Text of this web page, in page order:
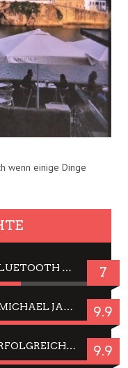
wenn einige Dinge
JBL TUNE 720BT: OVER EAR BLUETOOTH KOPFHÖRER UM DIE 50,-€ IM DAUER-TEST 7
WEGEN DES ERFOLGES – MJ: MICHAEL JACKSON MUSICAL IN EINER MATINEE SEHEN 9.9
JELLYFISH HAMBURG: DAS ERFOLGREICHE SOMMER-MENÜ 2025 IN GEFÜHLEN UND BILDERN 9.9